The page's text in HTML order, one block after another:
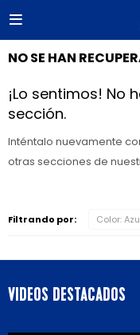

NO SE HAN
¡Lo sentimos! No
sección.
Inténtalo nuevamente
otras secciones de
Filtrando por: Color:
VIDEOS DESTACADOS
close